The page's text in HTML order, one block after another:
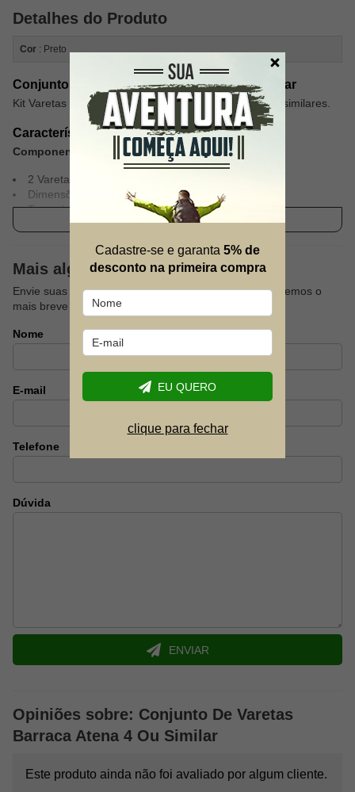
Detalhes do Produto
Cor : Preto
Conjunto de Varetas Barraca Atena 4 ou similar
Kit Varetas em fibra de vidro para barraca Atena 4 ou similares.
Característica Técnicas
Componentes:
2 Varetas em fibra de vidro.
Dimensões:
Tamanho por Vareta barraca: 406xØ1cm
Peso: 0,708kg
Ver descrição completa
Mais alguma dúvida?
Envie suas dúvidas sobre este produto que responderemos o
mais breve possível.
Nome
E-mail
Telefone
Dúvida
ENVIAR
Opiniões sobre: Conjunto De Varetas
Barraca Atena 4 Ou Similar
Este produto ainda não foi avaliado por algum cliente.
Cadastre-se e garanta 5% de
desconto na primeira compra
EU QUERO
clique para fechar